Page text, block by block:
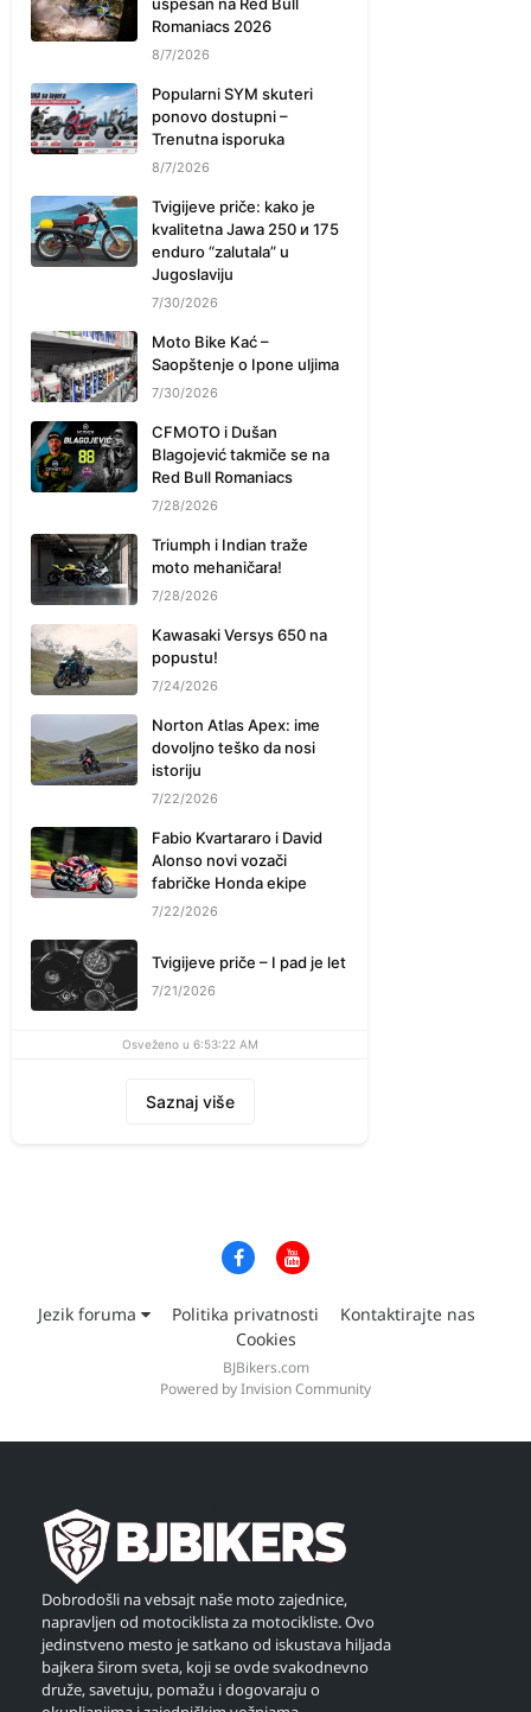
Romaniacs 2026
8/7/2026
Popularni SYM skuteri
ponovo dostupni –
Trenutna isporuka
8/7/2026
Tvigijeve priče: kako je
kvalitetna Jawa 250 и 175
enduro “zalutala” u
Jugoslaviju
7/30/2026
Moto Bike Kać –
Saopštenje o Ipone uljima
7/30/2026
CFMOTO i Dušan
Blagojević takmiče se na
Red Bull Romaniacs
7/28/2026
Triumph i Indian traže
moto mehaničara!
7/28/2026
Kawasaki Versys 650 na
popustu!
7/24/2026
Norton Atlas Apex: ime
dovoljno teško da nosi
istoriju
7/22/2026
Fabio Kvartararo i David
Alonso novi vozači
fabričke Honda ekipe
7/22/2026
Tvigijeve priče – I pad je let
7/21/2026
Osveženo u 6:53:22 AM
Saznaj više
Jezik foruma Politika privatnosti
Kontaktirajte nas
Cookies
BJBikers.com
Powered by Invision Community
Dobrodošli na vebsajt naše moto zajednice,
napravljen od motociklista za motocikliste. Ovo
jedinstveno mesto je satkano od iskustava hiljada
bajkera širom sveta, koji se ovde svakodnevno
druže, savetuju, pomažu i dogovaraju o